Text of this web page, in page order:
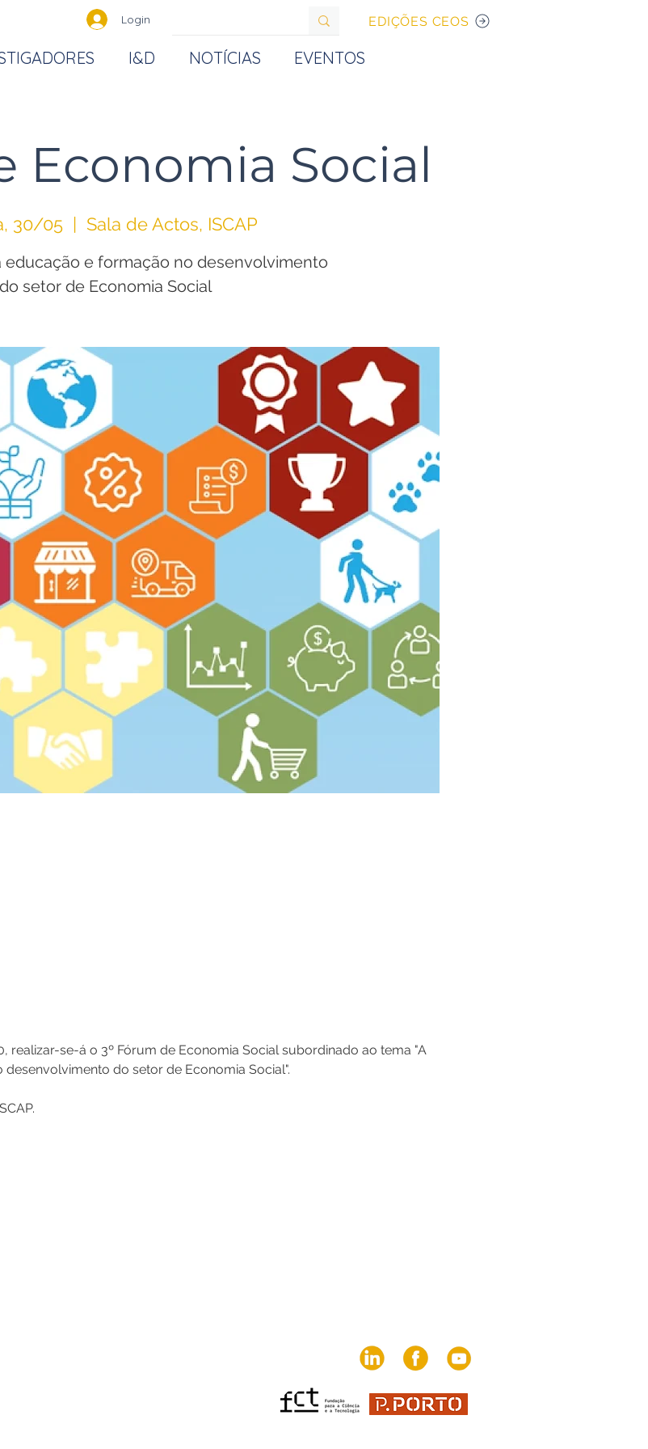
Login EDIÇÕES CEOS
I&D NOTÍCIAS EVENTOS
Economia Social
30/05
  |
Sala de Actos, ISCAP
educação e formação no desenvolvimento
do setor de Economia Social
realizar-se-á o 3º Fórum de Economia Social subordinado ao tema "A
do setor de Economia Social".